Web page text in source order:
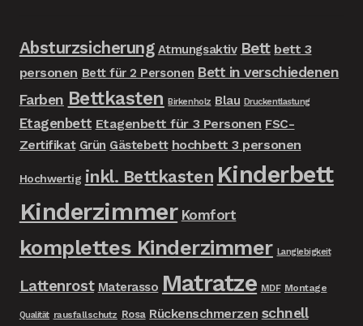
Absturzsicherung Atmungsaktiv Bett bett 3
personen Bett für 2 Personen Bett in verschiedenen
Farben Bettkasten Birkenholz Blau Druckentlastung
Etagenbett Etagenbett für 3 Personen FSC-
Zertifikat Grün Gästebett hochbett 3 personen
Hochwertig inkl. Bettkasten Kinderbett
Kinderzimmer Komfort
komplettes Kinderzimmer Langlebigkeit
Lattenrost Materasso Matratze MDF Montage
Qualität rausfallschutz Rosa Rückenschmerzen schnell